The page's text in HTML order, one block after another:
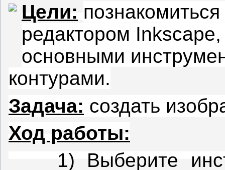
Цели:
редактором Inkscape
основными
контурами.
Задача: создать
Ход работы:
1) Выберите